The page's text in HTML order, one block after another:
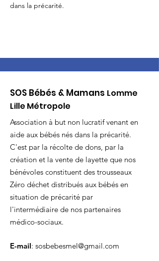
dans la précarité.
SOS Bébés & Mamans Lomme
Lille Métropole
Association à but non lucratif venant en
aide aux bébés nés dans la précarité.
C'est par la récolte de dons, par la
création et la vente de layette que nos
bénévoles constituent des trousseaux
Zéro déchet distribués aux bébés en
situation de précarité par
l'intermédiaire de nos partenaires
médico-sociaux.
E-mail: sosbebesmel@gmail.com